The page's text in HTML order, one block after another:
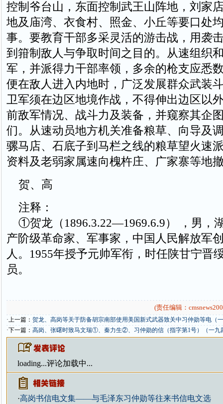
控制爷台山，东面控制武王山阵地，刘家
地及庙湾、衣食村、照金、小丘等要口处
事。要教育干部多采灵活的游击战，用袭
到箝制敌人与争取时间之目的。从速组织
军，并派得力干部率领，多余的枪支应悉
便在敌人进入内地时，广泛发展群众武装
卫军须在边区地境作战，不得伸出边区以
前敌军情况、战斗力及装备，并窥察其企
们。从速动员地方机关准备粮草、向导及
骡马店、石底子到马栏之线的粮草望火速
资料及老弱家属速向槐杵庄、广家寨等地
贺、高
注释：
①贺龙（1896.3.22—1969.6.9） ，男，
产阶级革命家、军事家，中国人民解放军
人。1955年授予元帅军衔，时任陕甘宁晋
员。
(责任编辑：
·上一篇： 贺龙、高岗等关于防备胡宗南部使用美国新式武器致关中习仲勋等电（
·下一篇： 高岗、张曙时致马文瑞①、秦力生②、习仲勋的信（指字第1号）（一九
loading...评论加载中...
·高岗书信电文集——与毛泽东习仲勋等往来书信电文选